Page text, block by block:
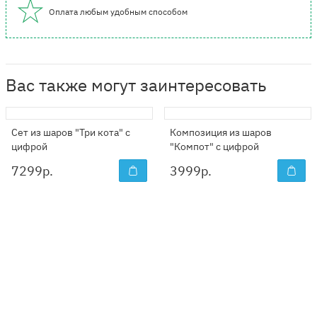
Оплата любым удобным способом
Вас также могут заинтересовать
Сет из шаров "Три кота" с
цифрой
7299р.
Композиция из шаров
"Компот" с цифрой
3999р.